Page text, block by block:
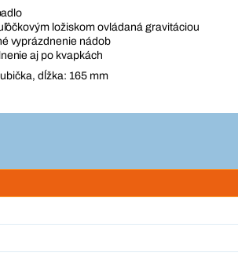
ložiskom ovládaná gravitáciou
vyprázdnenie nádob
aj po kvapkách
dĺžka: 165 mm